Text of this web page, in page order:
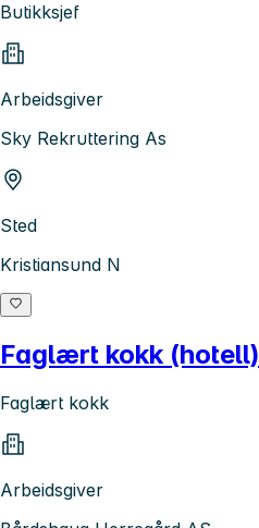
Butikksjef
Arbeidsgiver
Sky Rekruttering As
Sted
Kristiansund N
Faglært kokk (hotell)
Faglært kokk
Arbeidsgiver